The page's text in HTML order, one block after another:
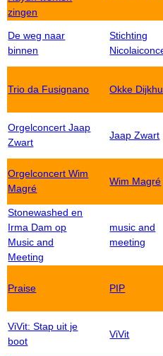
zingen
De weg naar
binnen
Stichting
Trio da Fusignano Okke
Orgelconcert Jaap
Zwart
Jaap Zwart
Orgelconcert Wim
Magré
Wim Magré
Stonewashed en
Irma Dam op
Music and
Meeting
music and
meeting
Praise PIP
ViVit: Stap uit je
boot
ViVit